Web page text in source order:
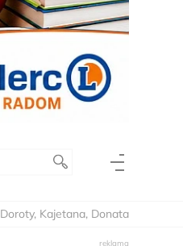
Doroty, Kajetana, Donata